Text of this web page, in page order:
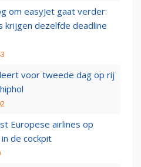
om easyJet gaat verder:
krijgen dezelfde deadline
voor tweede dag op rij
Europese airlines op
de cockpit